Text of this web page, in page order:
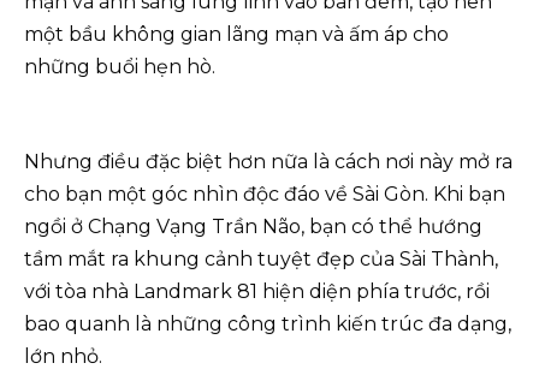
một bầu không gian lãng mạn và ấm áp cho
những buổi hẹn hò.
Nhưng điều đặc biệt hơn nữa là cách nơi này mở ra
cho bạn một góc nhìn độc đáo về Sài Gòn. Khi bạn
ngồi ở Chạng Vạng Trần Não, bạn có thể hướng
tầm mắt ra khung cảnh tuyệt đẹp của Sài Thành,
với tòa nhà Landmark 81 hiện diện phía trước, rồi
bao quanh là những công trình kiến trúc đa dạng,
lớn nhỏ.